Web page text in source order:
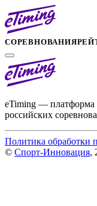
СОРЕВНОВАНИЯ
eTiming — платформа
российских
Политика обработки
© Спорт-Инновация,